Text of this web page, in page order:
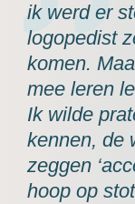
ik werd er
logopedist
komen.
mee leren
Ik wilde
kennen, de
zeggen
hoop op